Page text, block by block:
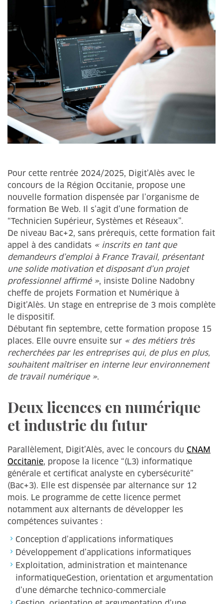
Pour cette rentrée 2024/2025, Digit’Alès avec le
concours de la Région Occitanie, propose une
nouvelle formation dispensée par l’organisme de
formation Be Web. Il s’agit d’une formation de
“Technicien Supérieur, Systèmes et Réseaux”.
De niveau Bac+2, sans prérequis, cette formation fait
appel à des candidats « inscrits en tant que
demandeurs d’emploi à France Travail, présentant
une solide motivation et disposant d’un projet
professionnel affirmé », insiste Doline Nadobny
cheffe de projets Formation et Numérique à
Digit’Alès. Un stage en entreprise de 3 mois complète
le dispositif.
Débutant fin septembre, cette formation propose 15
places. Elle ouvre ensuite sur « des métiers très
recherchées par les entreprises qui, de plus en plus,
souhaitent maîtriser en interne leur environnement
de travail numérique ».
Deux licences en numérique
et industrie du futur
Parallèlement, Digit’Alès, avec le concours du CNAM
Occitanie, propose la licence “(L3) informatique
générale et certificat analyste en cybersécurité”
(Bac+3). Elle est dispensée par alternance sur 12
mois. Le programme de cette licence permet
notamment aux alternants de développer les
compétences suivantes :
Conception d’applications informatiques
Développement d’applications informatiques
Exploitation, administration et maintenance
informatiqueGestion, orientation et argumentation
d’une démarche technico-commerciale